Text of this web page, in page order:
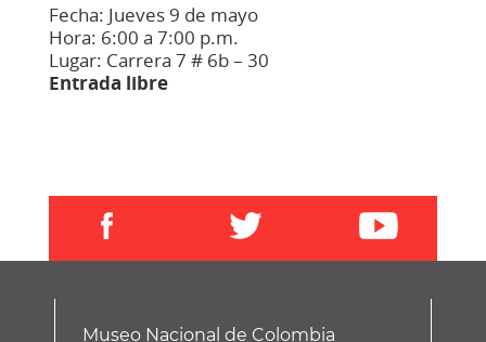
Fecha: Jueves 9 de mayo
Hora: 6:00 a 7:00 p.m.
Lugar: Carrera 7 # 6b – 30
Entrada libre
Museo Nacional de Colombia